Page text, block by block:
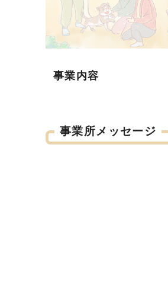
事業内容
事業所メッセージ